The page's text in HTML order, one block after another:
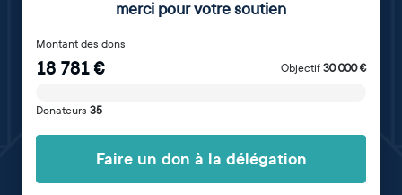
merci pour votre soutien
Montant des dons
18 781€ Objectif 30 000€
Donateurs 35
Faire un don à la délégation